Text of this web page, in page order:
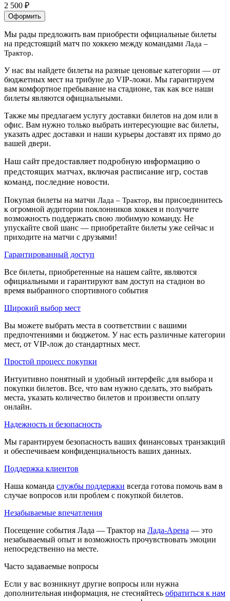
2 500 ₽
Оформить
Мы рады предложить вам приобрести официальные билеты
на предстоящий матч по хоккею между командами Лада –
Трактор.
У нас вы найдете билеты на разные ценовые категории — от
бюджетных мест на трибуне до VIP-ложи. Мы гарантируем
вам комфортное пребывание на стадионе, так как все наши
билеты являются официальными.
Также мы предлагаем услугу доставки билетов на дом или в
офис. Вам нужно только выбрать интересующие вас билеты,
указать адрес доставки и наши курьеры доставят их прямо до
вашей двери.
Наш сайт предоставляет подробную информацию о
предстоящих матчах, включая расписание игр, состав
команд, последние новости.
Покупая билеты на матчи Лада – Трактор, вы присоединитесь
к огромной аудитории поклонников хоккея и получите
возможность поддержать свою любимую команду. Не
упускайте свой шанс — приобретайте билеты уже сейчас и
приходите на матчи с друзьями!
Гарантированный доступ
Все билеты, приобретенные на нашем сайте, являются
официальными и гарантируют вам доступ на стадион во
время выбранного спортивного события
Широкий выбор мест
Вы можете выбрать места в соответствии с вашими
предпочтениями и бюджетом. У нас есть различные категории
мест, от VIP-лож до стандартных мест.
Простой процесс покупки
Интуитивно понятный и удобный интерфейс для выбора и
покупки билетов. Все, что вам нужно сделать, это выбрать
места, указать количество билетов и произвести оплату
онлайн.
Надежность и безопасность
Мы гарантируем безопасность ваших финансовых транзакций
и обеспечиваем конфиденциальность ваших данных.
Поддержка клиентов
Наша команда службы поддержки всегда готова помочь вам в
случае вопросов или проблем с покупкой билетов.
Незабываемые впечатления
Посещение события Лада — Трактор на Лада-Арена — это
незабываемый опыт и возможность прочувствовать эмоции
непосредственно на месте.
Часто задаваемые вопросы
Если у вас возникнут другие вопросы или нужна
дополнительная информация, не стесняйтесь обратиться к нам